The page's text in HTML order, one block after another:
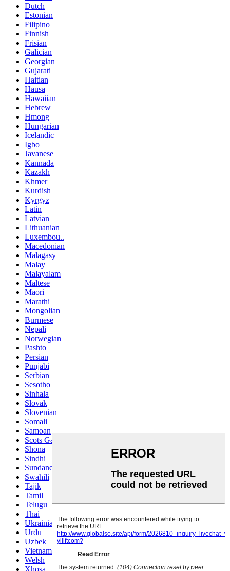
Dutch
Estonian
Filipino
Finnish
Frisian
Galician
Georgian
Gujarati
Haitian
Hausa
Hawaiian
Hebrew
Hmong
Hungarian
Icelandic
Igbo
Javanese
Kannada
Kazakh
Khmer
Kurdish
Kyrgyz
Latin
Latvian
Lithuanian
Luxembou..
Macedonian
Malagasy
Malay
Malayalam
Maltese
Maori
Marathi
Mongolian
Burmese
Nepali
Norwegian
Pashto
Persian
Punjabi
Serbian
Sesotho
Sinhala
Slovak
Slovenian
Somali
Samoan
Scots Gaelic
Shona
Sindhi
Sundanese
Swahili
Tajik
Tamil
Telugu
Thai
Ukrainian
Urdu
Uzbek
Vietnamese
Welsh
Xhosa